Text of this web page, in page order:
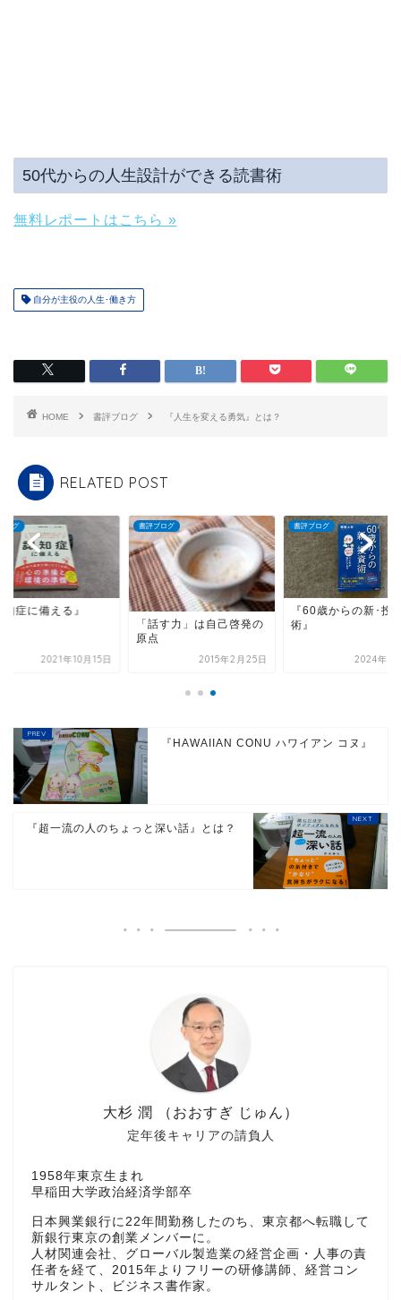
50代からの人生設計ができる読書術
無料レポートはこちら »
自分が主役の人生･働き方
HOME 書評ブログ 『人生を変える勇気』とは？
RELATED POST
ログ
知症に備える』
2021年10月15日
書評ブログ
「話す力」は自己啓発の
原点
2015年2月25日
書評ブログ
『60歳からの新･投
術』
2024年6
『HAWAIIAN CONU ハワイアン コヌ』
『超一流の人のちょっと深い話』とは？
定年後キャリアの請負人
大杉 潤 （おおすぎ じゅん）
1958年東京生まれ
早稲田大学政治経済学部卒
日本興業銀行に22年間勤務したのち、東京都へ転職して
新銀行東京の創業メンバーに。
人材関連会社、グローバル製造業の経営企画・人事の責
任者を経て、2015年よりフリーの研修講師、経営コン
サルタント、ビジネス書作家。